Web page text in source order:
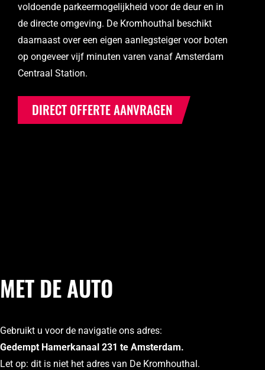
voldoende parkeermogelijkheid voor de deur en in
de directe omgeving. De Kromhouthal beschikt
daarnaast over een eigen aanlegsteiger voor boten
op ongeveer vijf minuten varen vanaf Amsterdam
Centraal Station.
DIRECT OFFERTE AANVRAGEN
MET DE AUTO
Gebruikt u voor de navigatie ons adres:
Gedempt Hamerkanaal 231 te Amsterdam.
Let op: dit is niet het adres van De Kromhouthal.